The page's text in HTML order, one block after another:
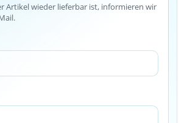
Artikel wieder lieferbar ist, informieren wir